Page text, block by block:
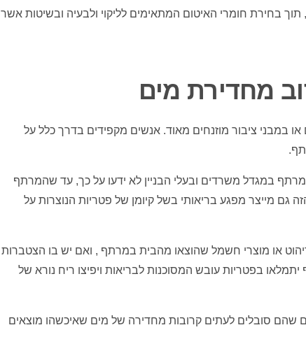
בחירת חומרי האיטום המתאימים לליקוי ולבעיה ובשיטות אשר
מחדירת מים
במבני ציבור מוזנחים מאוד. אנשים מקפידים בדרך כלל על
במגדל משרדים ובעלי הבניין לא ידעו על כך, עד שהמרתף
גם מייצר מפגע בריאותי בשל קיומן של פטריות הנוצרות על
או מוצרי חשמל שהוצאו מהבית במרתף , ואם יש בו הצטברות
בפטריות עובש המסוכנות לבריאות ויפיצו ריח נורא של
שהם סובלים לעתים קרובות מחדירה של מים שאיכשהו מוצאים